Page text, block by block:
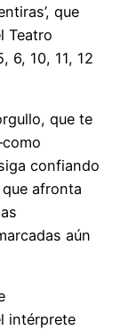
que
Teatro
6, 10, 11, 12
que te
confiando
afronta
aún
intérprete